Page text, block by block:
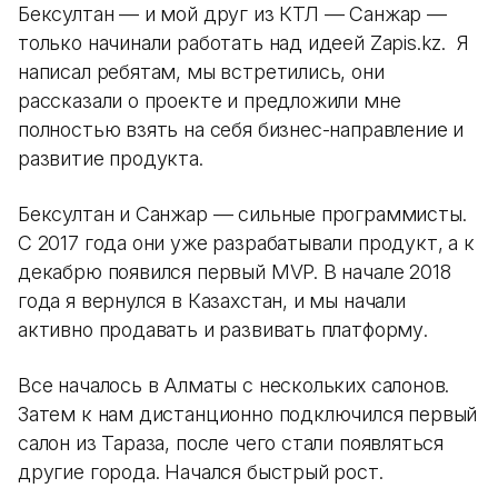
Бексултан — и мой друг из КТЛ — Санжар —
только начинали работать над идеей Zapis.kz. Я
написал ребятам, мы встретились, они
рассказали о проекте и предложили мне
полностью взять на себя бизнес-направление и
развитие продукта.
Бексултан и Санжар — сильные программисты.
С 2017 года они уже разрабатывали продукт, а к
декабрю появился первый MVP. В начале 2018
года я вернулся в Казахстан, и мы начали
активно продавать и развивать платформу.
Все началось в Алматы с нескольких салонов.
Затем к нам дистанционно подключился первый
салон из Тараза, после чего стали появляться
другие города. Начался быстрый рост.